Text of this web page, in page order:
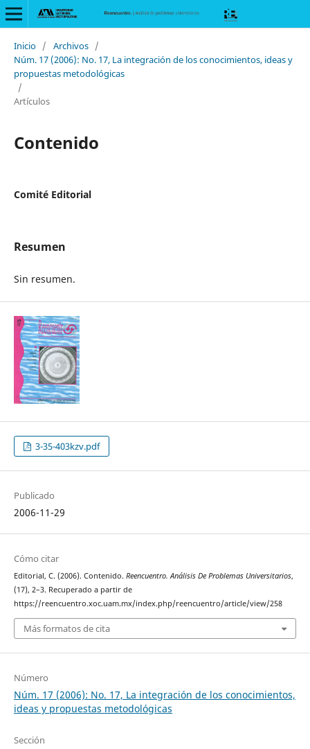
Inicio / Archivos /
Núm. 17 (2006): No. 17, La integración de los conocimientos, ideas y
propuestas metodológicas
/
Artículos
Contenido
Comité Editorial
Resumen
Sin resumen.
3-35-403kzv.pdf
Publicado
2006-11-29
Cómo citar
Editorial, C. (2006). Contenido. Reencuentro. Análisis De Problemas Universitarios,
(17), 2–3. Recuperado a partir de
https://reencuentro.xoc.uam.mx/index.php/reencuentro/article/view/258
Más formatos de cita
Número
Núm. 17 (2006): No. 17, La integración de los conocimientos,
ideas y propuestas metodológicas
Sección